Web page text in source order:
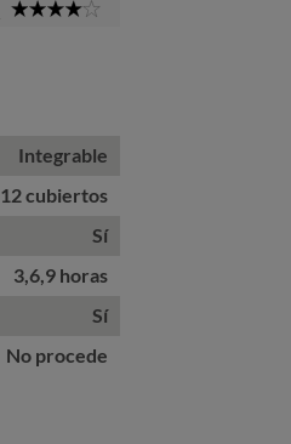
Integrable
12 cubiertos
Sí
3,6,9 horas
Sí
No procede